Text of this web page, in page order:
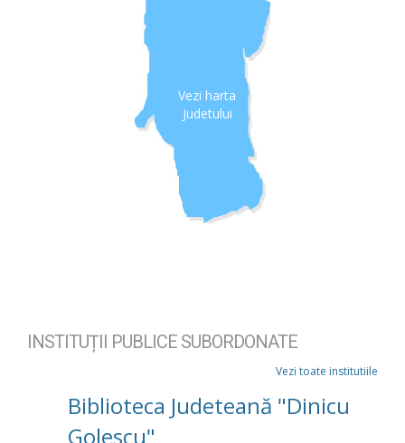
Vezi harta
Judetului
INSTITUȚII PUBLICE SUBORDONATE
Vezi toate institutiile
Biblioteca Judeteană "Dinicu
Golescu"